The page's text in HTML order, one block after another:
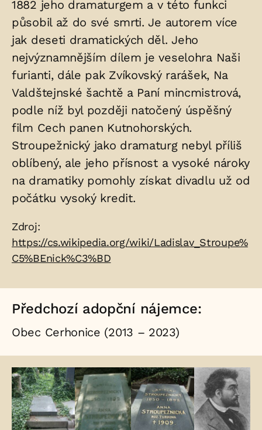
1882 jeho dramaturgem a v této funkci
působil až do své smrti. Je autorem více
jak deseti dramatických děl. Jeho
nejvýznamnějším dílem je veselohra Naši
furianti, dále pak Zvíkovský rarášek, Na
Valdštejnské šachtě a Paní mincmistrová,
podle níž byl později natočený úspěšný
film Cech panen Kutnohorských.
Stroupežnický jako dramaturg nebyl příliš
oblíbený, ale jeho přísnost a vysoké nároky
na dramatiky pomohly získat divadlu už od
počátku vysoký kredit.
Zdroje:
Zdroj:
https://cs.wikipedia.org/wiki/Ladislav_Stroupe%
C5%BEnick%C3%BD
Předchozí adopční nájemce:
Obec Cerhonice (2013 – 2023)
Fotogalerie: